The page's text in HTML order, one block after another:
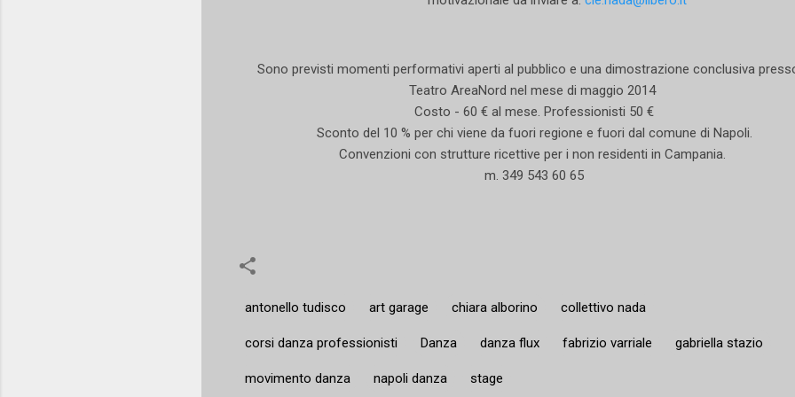
Sono previsti momenti performativi aperti al pubblico e una dimostrazione conclusiva
Teatro AreaNord nel mese di maggio 2014
Costo - 60 € al mese. Professionisti 50 €
Sconto del 10 % per chi viene da fuori regione e fuori dal comune di Napoli.
Convenzioni con strutture ricettive per i non residenti in Campania.
m. 349 543 60 65
antonello tudisco art garage chiara alborino collettivo nada
corsi danza professionisti Danza danza flux fabrizio varriale gabriella stazio
movimento danza napoli danza stage